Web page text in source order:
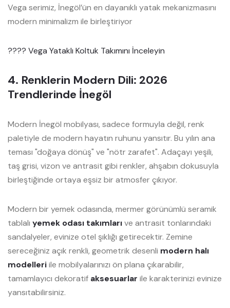
Vega serimiz, İnegöl’ün en dayanıklı yatak mekanizmasını
modern minimalizm ile birleştiriyor
???? Vega Yataklı Koltuk Takımını İnceleyin
4. Renklerin Modern Dili: 2026
Trendlerinde İnegöl
Modern İnegöl mobilyası, sadece formuyla değil, renk
paletiyle de modern hayatın ruhunu yansıtır. Bu yılın ana
teması "doğaya dönüş" ve "nötr zarafet". Adaçayı yeşili,
taş grisi, vizon ve antrasit gibi renkler, ahşabın dokusuyla
birleştiğinde ortaya eşsiz bir atmosfer çıkıyor.
Modern bir yemek odasında, mermer görünümlü seramik
tablalı yemek odası takımlarıve antrasit tonlarındaki
sandalyeler, evinize otel şıklığı getirecektir. Zemine
sereceğiniz açık renkli, geometrik desenli modern halı
modelleriile mobilyalarınızı ön plana çıkarabilir,
tamamlayıcı dekoratif aksesuarlar ile karakterinizi evinize
yansıtabilirsiniz.